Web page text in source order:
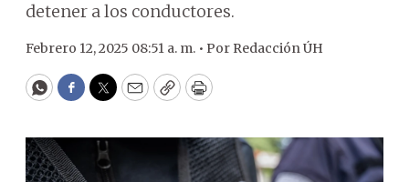
detener a los conductores.
Febrero 12, 2025 08:51 a. m. • Por Redacción ÚH
WhatsApp
Facebook
Twitter
EmailCopyPrint